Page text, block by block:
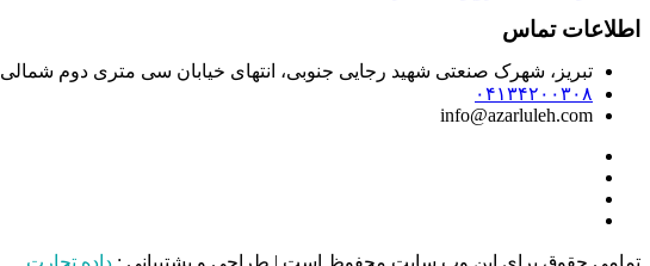
اطلاعات تماس
تبریز، شهرک صنعتی شهید رجایی جنوبی، انتهای خیابان سی‌ متری دوم شمالی
۰۴۱۳۴۲۰۰۳۰۸
info@azarluleh.com
تمامی حقوق برای این وب سایت محفوظ است | طراحی و پشتیبانی : داده تجارت